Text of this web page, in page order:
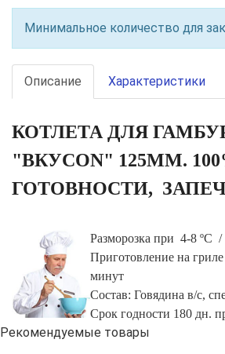
Минимальное количество для
Описание Характеристики
КОТЛЕТА ДЛЯ
"ВКУСON" 125ММ.
ГОТОВНОСТИ,
Разморозка при 4-8 ºС /
Приготовление на
минут
Состав: Говядина в/с,
Срок годности 180 дн.
Рекомендуемые товары